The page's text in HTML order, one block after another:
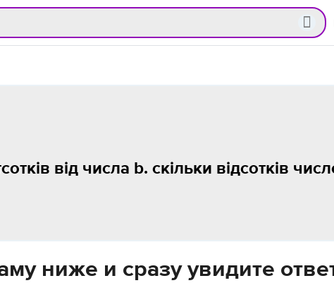
від числа b. скільки відсотків
ниже и сразу увидите